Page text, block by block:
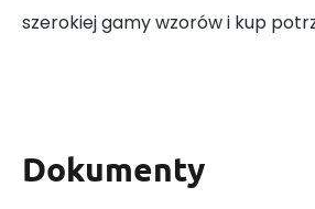
szerokiej gamy wzorów i kup
Dokumenty